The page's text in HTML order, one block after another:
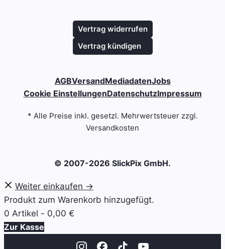
© 2007-2026 SlickPix GmbH.
AGBVersandMediadatenJobs
Cookie EinstellungenDatenschutzImpressum
Vertrag widerrufen
Vertrag kündigen
* Alle Preise inkl. gesetzl. Mehrwertsteuer zzgl.
Versandkosten
Weiter einkaufen →
Produkt zum Warenkorb hinzugefügt.
0 Artikel - 0,00 €
Zur Kasse